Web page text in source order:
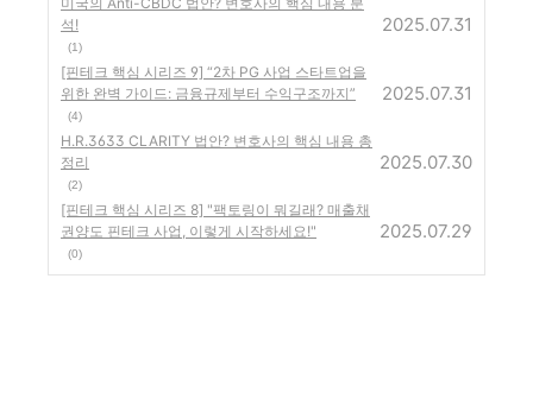
석!
(1)
2025.07.31
[핀테크 핵심 시리즈 9] “2차 PG 사업 스타트업을
위한 완벽 가이드: 금융규제부터 수익구조까지”
(4)
2025.07.31
H.R.3633 CLARITY 법안? 변호사의 핵심 내용 총
정리
(2)
2025.07.30
[핀테크 핵심 시리즈 8] "팩토링이 뭐길래? 매출채
권양도 핀테크 사업, 이렇게 시작하세요!"
(0)
2025.07.29